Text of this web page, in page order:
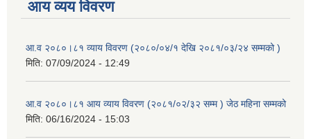
आय व्यय विवरण
आ.व २०८०।८१ व्याय विवरण (२०८०/०४/१ देखि २०८१/०३/२४ सम्मको )
मिति: 07/09/2024 - 12:49
आ.व २०८०।८१ आय व्याय विवरण (२०८१/०२/३२ सम्म ) जेठ महिना सम्मको
मिति: 06/16/2024 - 15:03